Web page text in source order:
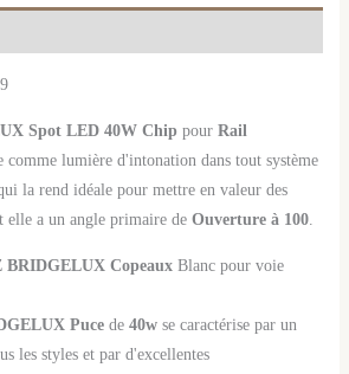
Spot LED 40W Chip pour Rail
comme lumière d'intonation dans tout système
la rend idéale pour mettre en valeur des
elle a un angle primaire de Ouverture à 100.
BRIDGELUX CopeauxBlanc pour voie
Puce de 40wse caractérise par un
les styles et par d'excellentes